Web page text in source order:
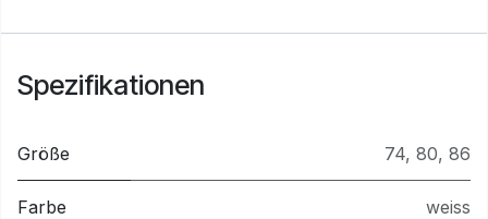
Spezifikationen
Größe 74, 80, 86
Farbe weiss